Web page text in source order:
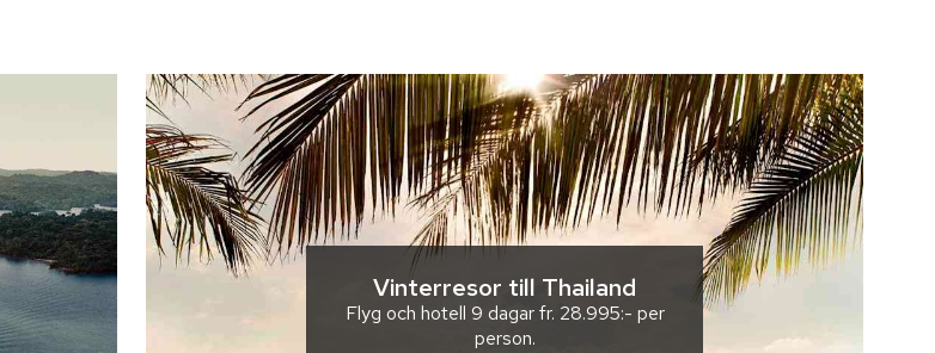
Vinterresor till Thailand
Flyg och hotell 9 dagarfr. 28.995:- per
person.